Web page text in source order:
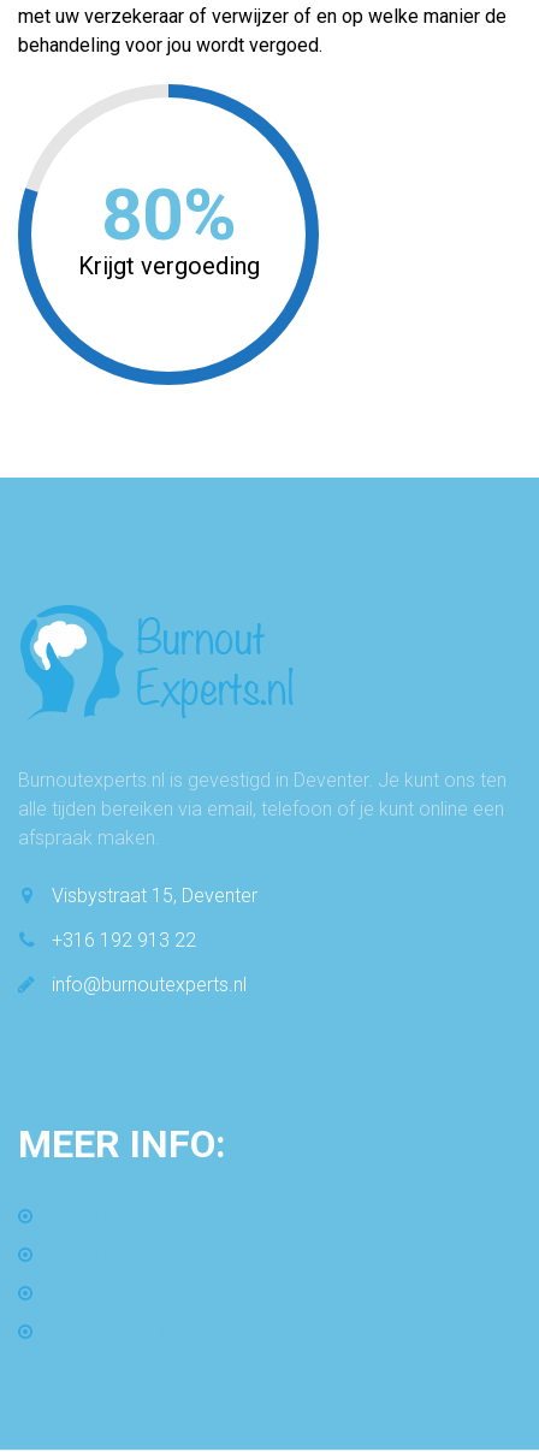
met uw verzekeraar of verwijzer of en op welke manier de
behandeling voor jou wordt vergoed.
80
Krijgt vergoeding
Burnoutexperts.nl is gevestigd in Deventer. Je kunt ons ten
alle tijden bereiken via email, telefoon of je kunt online een
afspraak maken.
Visbystraat 15, Deventer
+316 192 913 22
info@burnoutexperts.nl
MEER INFO: